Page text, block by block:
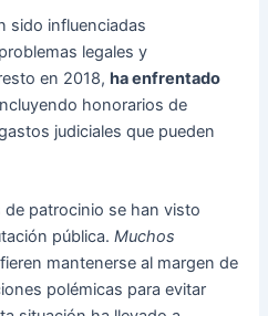
sido influenciadas
legales y
en 2018,ha enfrentado
honorarios de
judiciales que pueden
patrocinio se han visto
pública.Muchos
mantenerse al margen de
polémicas para evitar